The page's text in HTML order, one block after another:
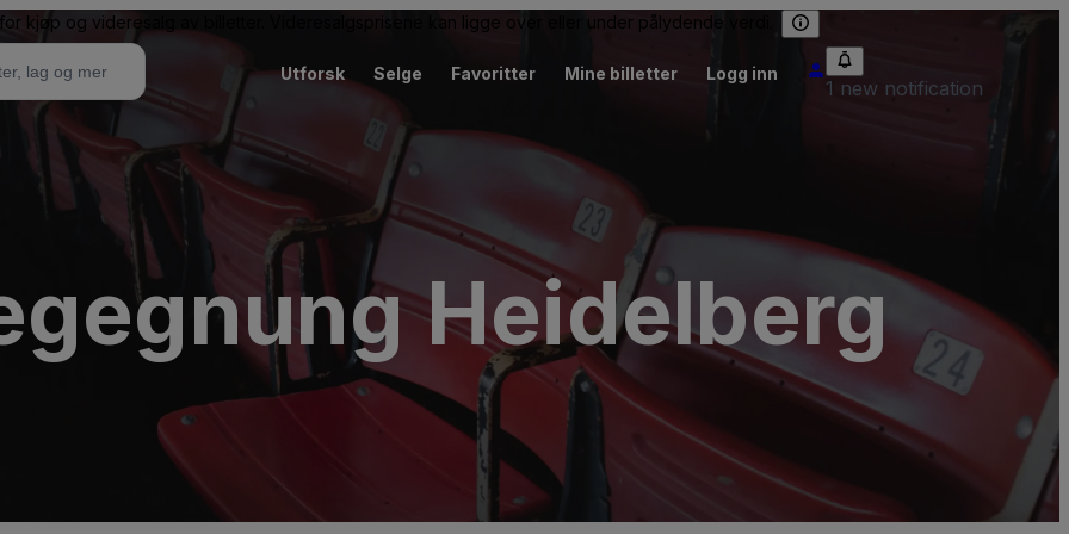
kjøp og videresalg av billetter. Videresalgsprisene kan ligge over eller under pålydende verdi.
Utforsk Selge Favoritter Mine billetter Logg inn
1 new notification
Heidelberg